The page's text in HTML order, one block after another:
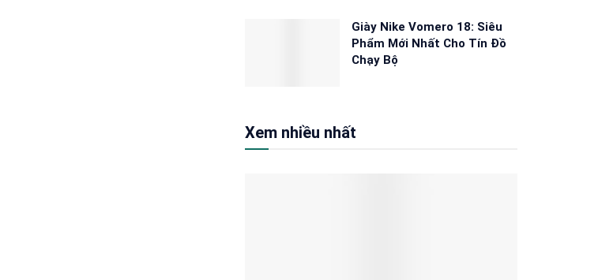
Giày Nike Vomero 18: Siêu
Phẩm Mới Nhất Cho Tín Đồ
Chạy Bộ
Xem nhiều nhất